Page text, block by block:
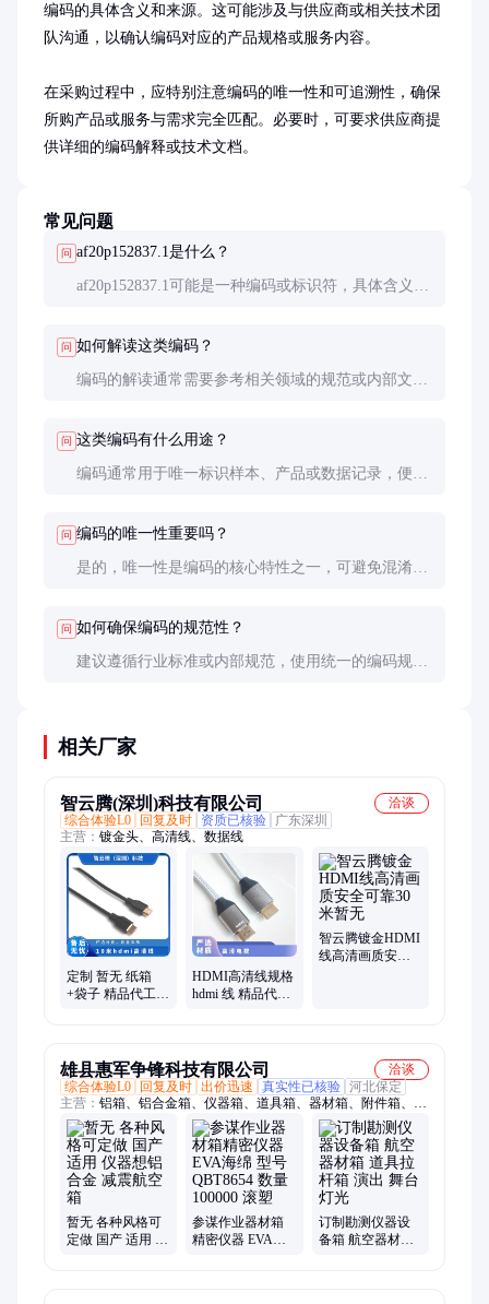
编码的具体含义和来源。这可能涉及与供应商或相关技术团
队沟通，以确认编码对应的产品规格或服务内容。
在采购过程中，应特别注意编码的唯一性和可追溯性，确保
所购产品或服务与需求完全匹配。必要时，可要求供应商提
供详细的编码解释或技术文档。
常见问题
问 af20p152837.1是什么？
af20p152837.1可能是一种编码或标识符，具体含义需
问 如何解读这类编码？
编码的解读通常需要参考相关领域的规范或内部文
问 这类编码有什么用途？
编码通常用于唯一标识样本、产品或数据记录，便于
问 编码的唯一性重要吗？
是的，唯一性是编码的核心特性之一，可避免混淆或
问 如何确保编码的规范性？
建议遵循行业标准或内部规范，使用统一的编码规
相关厂家
智云腾(深圳)科技有限公司
洽谈
综合体验L0
回复及时 资质已核验
广东深圳
主营： 镀金头、高清线、数据线
定制 暂无 纸箱
+袋子 精品代工
HDMI高清线规格
hdmi 线 精品代工
智云腾镀金HDMI
线高清画质安全
雄县惠军争锋科技有限公司
洽谈
综合体验L0
回复及时 出价迅速 真实性已核验 河北保定
主营： 铝箱、铝合金箱、仪器箱、道具箱、器材箱、附件箱、收
纳箱、航空箱、工具箱、电子仪表箱、实验仪器包装箱、消防器
材箱、指挥作业箱、侦查作业箱、勘测仪器包装箱、仪器仪表
箱、乐器包装箱、舞台道具箱、服装道具箱、运输储备箱、通讯
设备箱、五金工具箱、铝合金航空箱、产品展示箱、物资器材箱
暂无 各种风格可
定做 国产 适用 仪
参谋作业器材箱
精密仪器 EVA海
订制勘测仪器设
备箱 航空器材箱